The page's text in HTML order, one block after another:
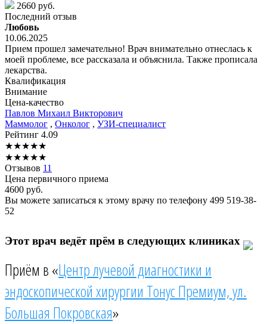
2660 руб.
Последний отзыв
Любовь
10.06.2025
Прием прошел замечательно! Врач внимательно отнеслась к
моей проблеме, все рассказала и объяснила. Также прописала
лекарства.
Квалификация
Внимание
Цена-качество
Павлов Михаил Викторович
Маммолог , Онколог , УЗИ-специалист
Рейтинг 4.09
★★★★★
★★★★★
Отзывов 11
Цена первичного приема
4600 руб.
Вы можете записаться к этому врачу по телефону 499 519-38-
52
Этот врач ведёт прём в следующих клиниках
Приём в «Центр лучевой диагностики и
эндоскопической хирургии Тонус Премиум, ул.
Большая Покровская»